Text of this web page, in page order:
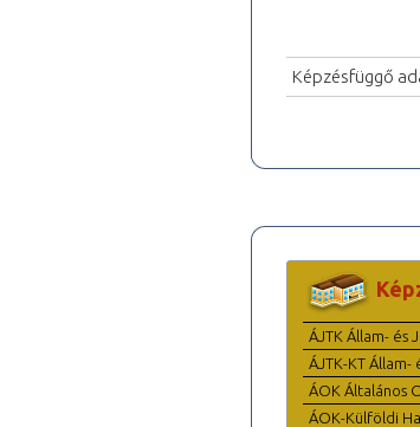
Képzésfüggő
ÁJTK Állam- és
ÁJTK-KT
ÁOK Általános
ÁOK-Külföldi